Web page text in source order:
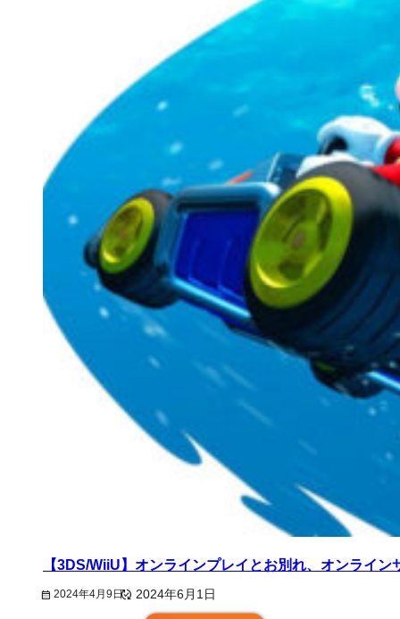
【3DS/WiiU】オンラインプレイとお別れ、オンライン
2024年4月9日 2024年6月1日